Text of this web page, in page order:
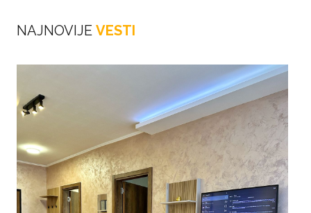
NAJNOVIJE VESTI